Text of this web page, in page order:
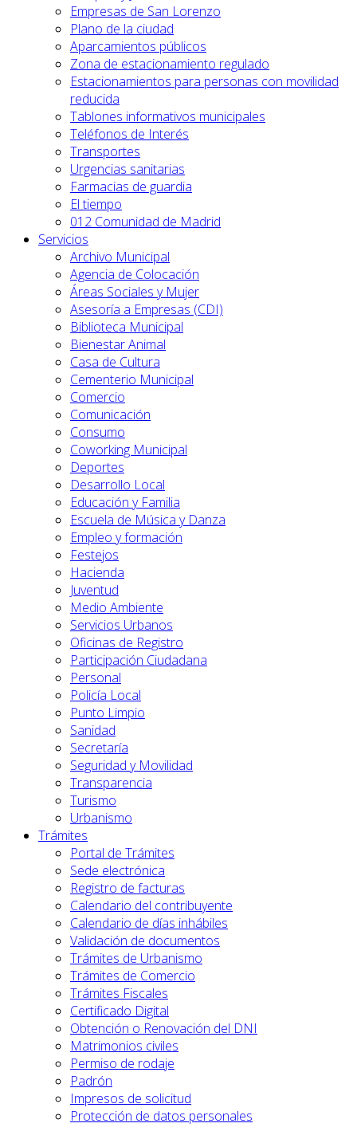
Empresas de San Lorenzo
Plano de la ciudad
Aparcamientos públicos
Zona de estacionamiento regulado
Estacionamientos para personas con movilidad
reducida
Tablones informativos municipales
Teléfonos de Interés
Transportes
Urgencias sanitarias
Farmacias de guardia
El tiempo
012 Comunidad de Madrid
Servicios
Archivo Municipal
Agencia de Colocación
Áreas Sociales y Mujer
Asesoría a Empresas (CDI)
Biblioteca Municipal
Bienestar Animal
Casa de Cultura
Cementerio Municipal
Comercio
Comunicación
Consumo
Coworking Municipal
Deportes
Desarrollo Local
Educación y Familia
Escuela de Música y Danza
Empleo y formación
Festejos
Hacienda
Juventud
Medio Ambiente
Servicios Urbanos
Oficinas de Registro
Participación Ciudadana
Personal
Policía Local
Punto Limpio
Sanidad
Secretaría
Seguridad y Movilidad
Transparencia
Turismo
Urbanismo
Trámites
Portal de Trámites
Sede electrónica
Registro de facturas
Calendario del contribuyente
Calendario de días inhábiles
Validación de documentos
Trámites de Urbanismo
Trámites de Comercio
Trámites Fiscales
Certificado Digital
Obtención o Renovación del DNI
Matrimonios civiles
Permiso de rodaje
Padrón
Impresos de solicitud
Protección de datos personales